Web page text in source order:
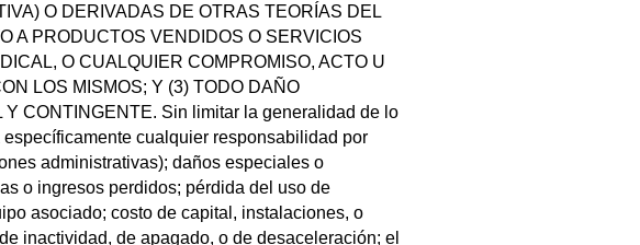
O DERIVADAS DE OTRAS TEORÍAS DEL
A PRODUCTOS VENDIDOS O SERVICIOS
O CUALQUIER COMPROMISO, ACTO U
LOS MISMOS; Y (3) TODO DAÑO
Y CONTINGENTE. Sin limitar la generalidad de lo
cualquier responsabilidad por
administrativas); daños especiales o
o ingresos perdidos; pérdida del uso de
asociado; costo de capital, instalaciones, o
inactividad, de apagado, o de desaceleración; el